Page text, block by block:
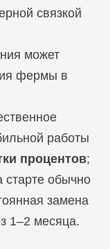
связкой
может
фермы в
работы
процентов;
обычно
замена
1–2 месяца.